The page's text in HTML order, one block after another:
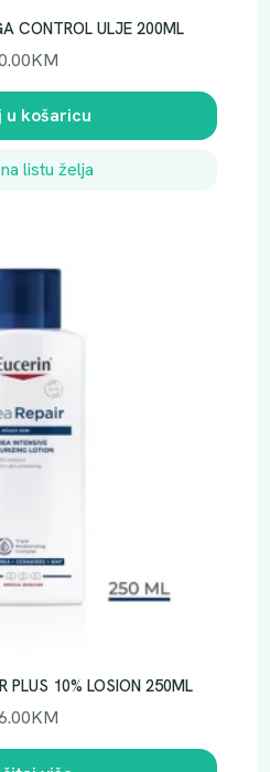
CONTROL ULJE 200ML
KM
u košaricu
listu želja
PLUS 10% LOSION 250ML
KM